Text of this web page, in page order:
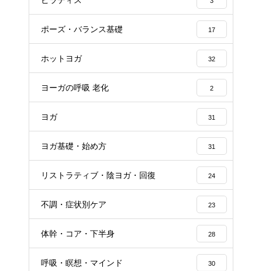
ポーズ・バランス基礎 17
ホットヨガ 32
ヨーガの呼吸 老化 2
ヨガ 31
ヨガ基礎・始め方 31
リストラティブ・陰ヨガ・回復 24
不調・症状別ケア 23
体幹・コア・下半身 28
呼吸・瞑想・マインド 30